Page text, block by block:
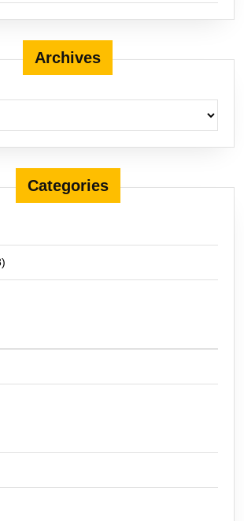
Archives
Categories